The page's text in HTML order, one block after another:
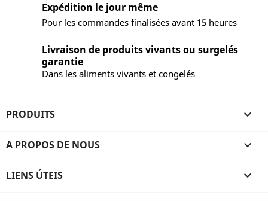
Expédition le jour même
Pour les commandes finalisées avant 15 heures
Livraison de produits vivants ou surgelés
garantie
Dans les aliments vivants et congelés
PRODUITS 
A PROPOS DE NOUS 
LIENS ÚTEIS 